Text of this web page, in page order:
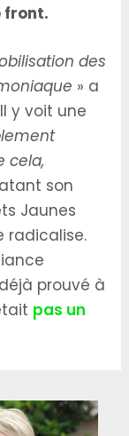
front.
des
» a
y voit une
cela,
son
Jaunes
radicalise.
prouvé à
pas un